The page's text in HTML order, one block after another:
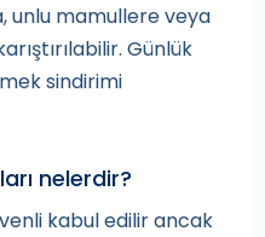
unlu mamullere veya
Günlük
sindirimi
nelerdir?
kabul edilir ancak